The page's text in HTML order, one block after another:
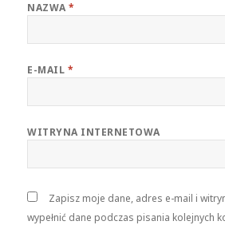
NAZWA*
E-MAIL *
WITRYNA INTERNETOWA
Zapisz moje dane, adres e-mail i
wypełnić dane podczas pisania kolejnych